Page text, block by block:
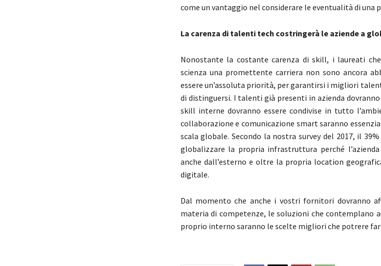
come un vantaggio nel considerare le eventualità di una
La carenza di talenti tech costringerà le aziende a
Nonostante la costante carenza di skill, i laureati
scienza una promettente carriera non sono ancora
essere un’assoluta priorità, per garantirsi i migliori
di distinguersi. I talenti già presenti in azienda
skill interne dovranno essere condivise in tutto
collaborazione e comunicazione smart saranno
scala globale. Secondo la nostra survey del 2017, il
globalizzare la propria infrastruttura perché
anche dall’esterno e oltre la propria location
digitale.
Dal momento che anche i vostri fornitori dovranno
materia di competenze, le soluzioni che contemplano
proprio interno saranno le scelte migliori che potrere